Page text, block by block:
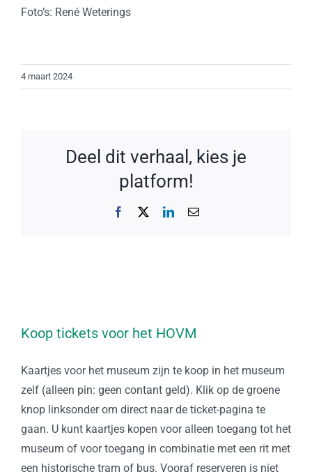
Foto’s: René Weterings
4 maart 2024
Deel dit verhaal, kies je
platform!
Facebook LinkedIn
E-
Koop tickets voor het HOVM
Kaartjes voor het museum zijn te koop in het museum
zelf (alleen pin: geen contant geld). Klik op de groene
knop linksonder om direct naar de ticket-pagina te
gaan. U kunt kaartjes kopen voor alleen toegang tot het
museum of voor toegang in combinatie met een rit met
een historische tram of bus. Vooraf reserveren is niet